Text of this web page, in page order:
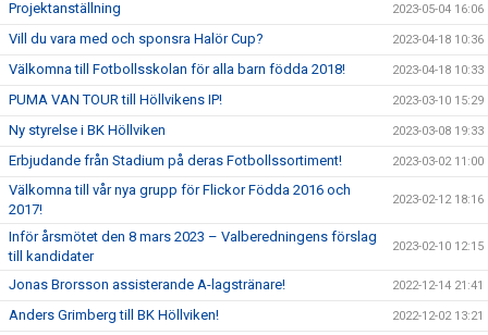
Projektanställning 2023-05-04 16:06
Vill du vara med och sponsra Halör Cup? 2023-04-18 10:36
Välkomna till Fotbollsskolan för alla barn födda 2018! 2023-04-18 10:33
PUMA VAN TOUR till Höllvikens IP! 2023-03-10 15:29
Ny styrelse i BK Höllviken 2023-03-08 19:33
Erbjudande från Stadium på deras Fotbollssortiment! 2023-03-02 11:00
Välkomna till vår nya grupp för Flickor Födda 2016 och
2017!
2023-02-12 18:16
Inför årsmötet den 8 mars 2023 – Valberedningens förslag
till kandidater
2023-02-10 12:15
Jonas Brorsson assisterande A-lagstränare! 2022-12-14 21:41
Anders Grimberg till BK Höllviken! 2022-12-02 13:21